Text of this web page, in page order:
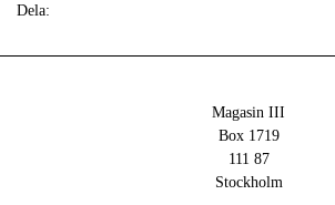
Dela:
Magasin III
Box 1719
111 87
Stockholm